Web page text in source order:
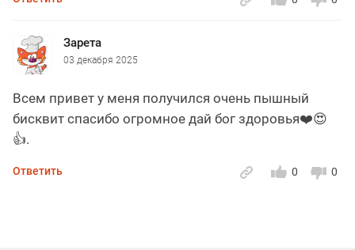
Зарета
03 декабря 2025
Всем привет у меня получился очень пышный
бисквит спасибо огромное дай бог здоровья❤️😍
👍.
0
0
Ответить